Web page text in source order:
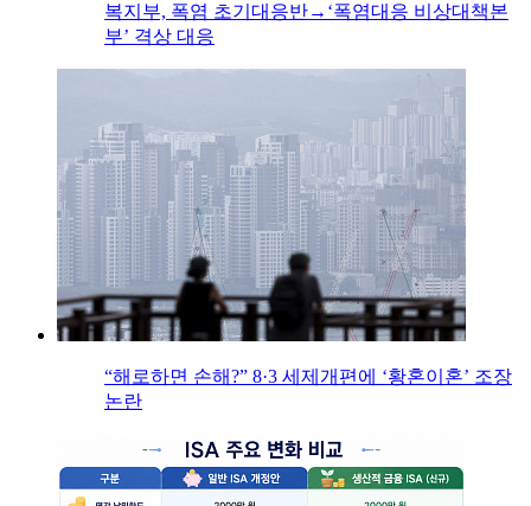
복지부, 폭염 초기대응반→‘폭염대응 비상대책본
부’ 격상 대응
“해로하면 손해?” 8·3 세제개편에 ‘황혼이혼’ 조장
논란